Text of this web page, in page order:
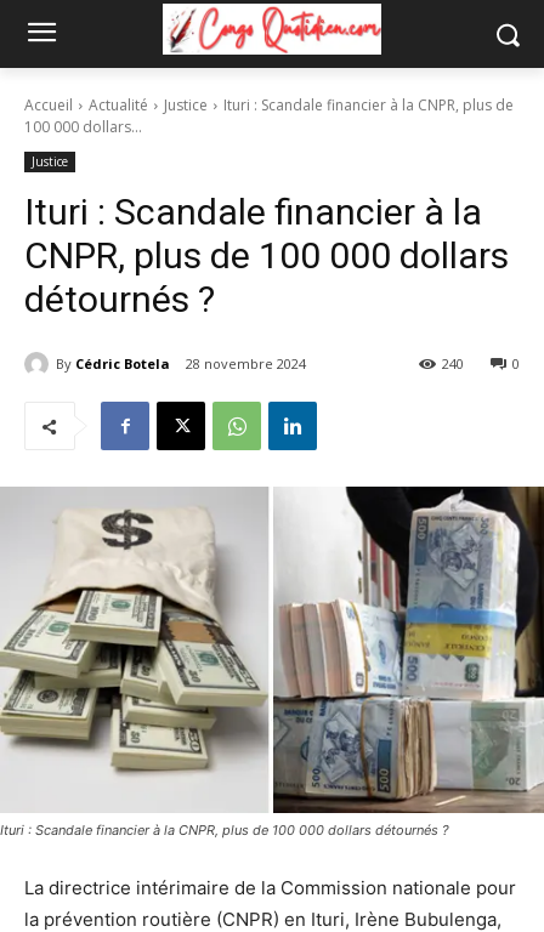
Accueil Actualité Justice
Ituri : Scandale financier à la CNPR, plus de
100 000 dollars...
Justice
Ituri : Scandale financier à la
CNPR, plus de 100 000 dollars
détournés ?
By Cédric Botela 28 novembre 2024 0
240
Ituri : Scandale financier à la CNPR, plus de 100 000 dollars détournés ?
La directrice intérimaire de la Commission nationale pour
la prévention routière (CNPR) en Ituri, Irène Bubulenga,